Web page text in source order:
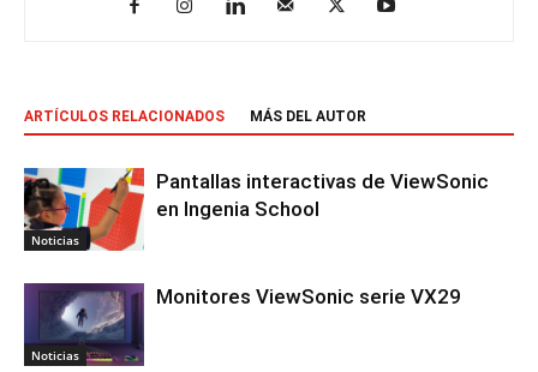
ARTÍCULOS RELACIONADOS MÁS DEL AUTOR
Noticias
Pantallas interactivas de ViewSonic
en Ingenia School
Noticias
Monitores ViewSonic serie VX29